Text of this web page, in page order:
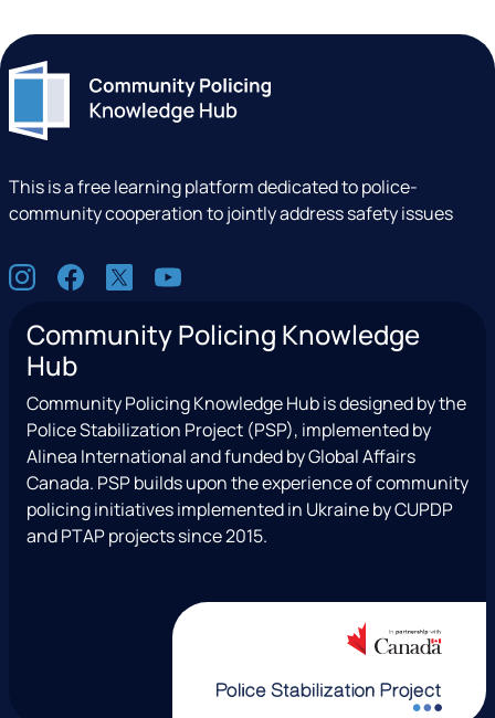
This is a free learning platform dedicated to police-
community cooperation to jointly address safety issues
S
oI
s
a
g
a
m
F
c
e
b
o
o
k
X
e
T
w
i
t
t
e
Y
u
u
b
e
Community Policing Knowledge
Hub
Community Policing Knowledge Hub is designed by the
Police Stabilization Project (PSP), implemented by
Alinea International and funded by Global Affairs
Canada. PSP builds upon the experience of community
policing initiatives implemented in Ukraine by CUPDP
and PTAP projects since 2015.